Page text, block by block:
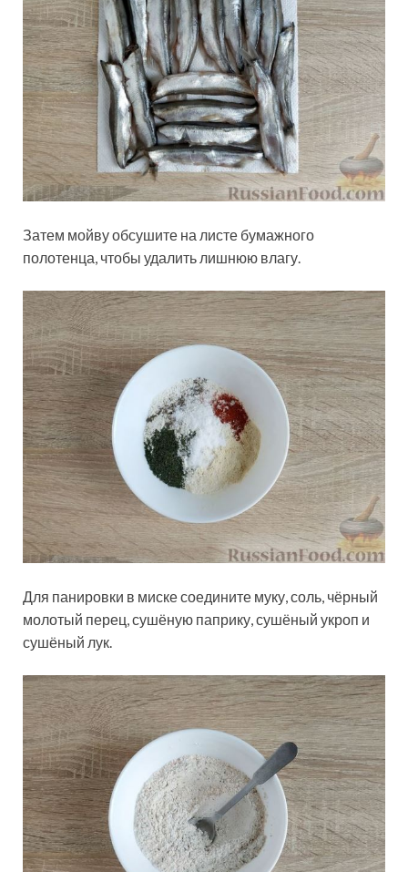
Затем мойву обсушите на листе бумажного
полотенца, чтобы удалить лишнюю влагу.
Для панировки в миске соедините муку, соль, чёрный
молотый перец, сушёную паприку, сушёный укроп и
сушёный лук.